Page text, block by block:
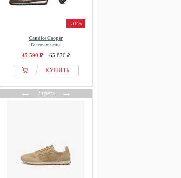
-31%
Candice Cooper
Высокие кеды
45 590 ₽ 65 870 ₽
КУПИТЬ
←2 цвета→